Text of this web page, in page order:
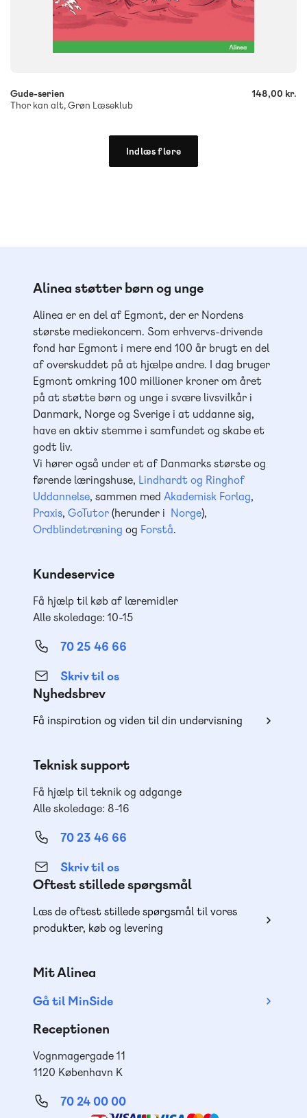
+
Gude-serien
Thor kan alt, Grøn Læseklub
148,00 kr.
Indlæs flere
Alinea støtter børn og unge
Alinea er en del af Egmont, der er Nordens
største mediekoncern. Som erhvervs-drivende
fond har Egmont i mere end 100 år brugt en del
af overskuddet på at hjælpe andre. I dag bruger
Egmont omkring 100 millioner kroner om året
på at støtte børn og unge i svære livsvilkår i
Danmark, Norge og Sverige i at uddanne sig,
have en aktiv stemme i samfundet og skabe et
godt liv.
Vi hører også under et af Danmarks største og
førende læringshuse, Lindhardt og Ringhof
Uddannelse, sammen med Akademisk Forlag,
Praxis, GoTutor(herunder i Norge),
Ordblindetræning og Forstå.
Kundeservice
Få hjælp til køb af læremidler
Alle skoledage: 10-15
70 25 46 66
Skriv til os
Nyhedsbrev
Få inspiration og viden til din undervisning
Teknisk support
Få hjælp til teknik og adgange
Alle skoledage: 8-16
70 23 46 66
Skriv til os
Oftest stillede spørgsmål
Læs de oftest stillede spørgsmål til vores
produkter, køb og levering
Mit Alinea
Gå til MinSide
Receptionen
Vognmagergade 11
1120 København K
70 24 00 00